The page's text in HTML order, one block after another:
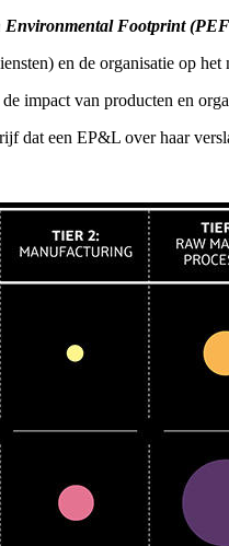
Environmental Footprint
en de organisatie op het
impact van producten en
een EP&L over haar